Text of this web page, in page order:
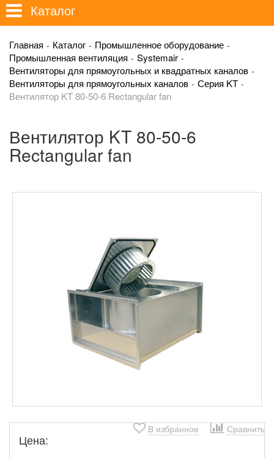
Каталог
Главная Каталог
Промышленное оборудование
Промышленная вентиляция
Systemair
Вентиляторы для прямоугольных и квадратных каналов
Вентиляторы для прямоугольных каналов
Серия KT
Вентилятор KT 80-50-6 Rectangular fan
Вентилятор KT 80-50-6
Rectangular fan
В избранное Сравнить
Цена: